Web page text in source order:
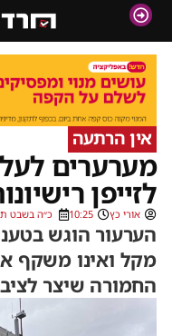
אין הרתעה
מערערים
לזייפן
אורי כץ 10:25 כ״ה בשבט תשפ״ו
הערעור הוגש
מקל ואינו משקף
החמורה שיצר